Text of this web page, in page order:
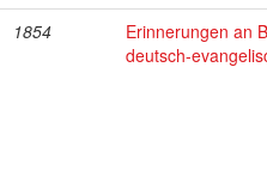
1854
Erinnerungen an
deutsch-